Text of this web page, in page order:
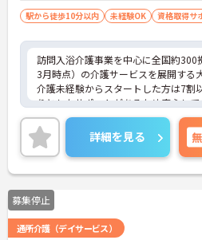
駅から徒歩10分以内 未経験OK 資格取得サ
訪問入浴介護事業を中心に全国約300
3月時点）の介護サービスを展開する
介護未経験からスタートした方は7割
りとしたサポートがあるため安心し
けます。お風呂に入れなくて困って
差し伸べてあげられるとてもやりが
です。ご興味ある方には、面接対策ポ
さらに詳細をお話しいたしますので
ください！
詳細を見る
募集停止
通所介護（デイサービス）